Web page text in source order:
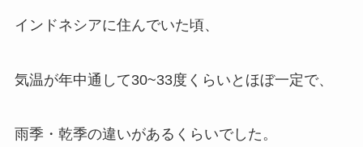
インドネシアに住んでいた頃、
気温が年中通して30~33度くらいとほぼ一定で、
雨季・乾季の違いがあるくらいでした。